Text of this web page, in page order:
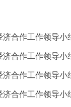
合作工作领导小
合作工作领导
合作工作领导
合作工作领导